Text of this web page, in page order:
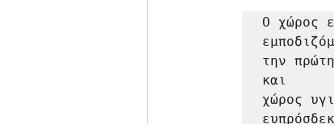
Ο χώρος
την
και
χώρος